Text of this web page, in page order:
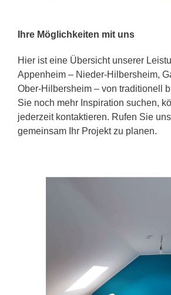
Ihre Möglichkeiten mit uns
Hier ist eine Übersicht unserer
Appenheim – Nieder-Hilbersheim,
Ober-Hilbersheim – von traditionell
Sie noch mehr Inspiration suchen,
jederzeit kontaktieren. Rufen Sie
gemeinsam Ihr Projekt zu planen.